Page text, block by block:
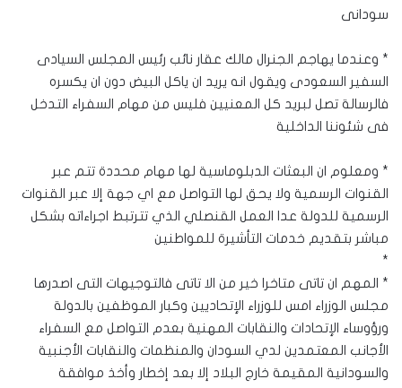
سودانى
* وعندما يهاجم الجنرال مالك عقار نائب رئيس المجلس السيادى
السفير السعودى ويقول انه يريد ان ياكل البيض دون ان يكسره
فالرسالة تصل لبريد كل المعنيين فليس من مهام السفراء التدخل
فى شئوننا الداخلية
* ومعلوم ان البعثات الدبلوماسية لها مهام محددة تتم عبر
القنوات الرسمية ولا يحق لها التواصل مع اي جهة إلا عبر القنوات
الرسمية للدولة عدا العمل القنصلي الذي تترتبط اجراءاته بشكل
مباشر بتقديم خدمات التأشيرة للمواطنين
*
* المهم ان تاتى متاخرا خير من الا تاتى فالتوجيهات التى اصدرها
مجلس الوزراء امس للوزراء الإتحاديين وكبار الموظفين بالدولة
ورؤوساء الإتحادات والنقابات المهنية بعدم التواصل مع السفراء
الأجانب المعتمدين لدي السودان والمنظمات والنقابات الأجنبية
والسودانية المقيمة خارج البلاد إلا بعد إخطار وأخذ موافقة